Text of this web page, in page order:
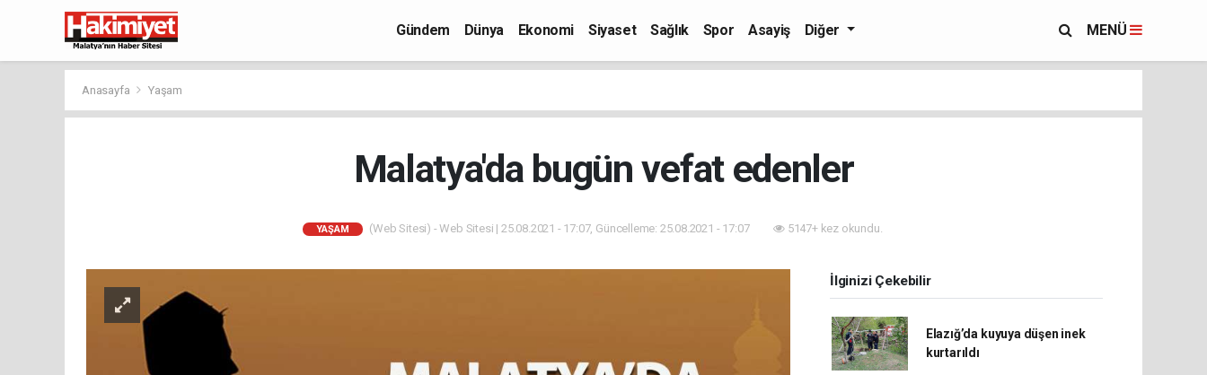
Gündem Dünya Ekonomi Siyaset Sağlık Spor Asayiş Diğer MENÜ
Anasayfa Yaşam
Malatya'da bugün vefat edenler
YAŞAM (Web Sitesi) - Web Sitesi | 25.08.2021 - 17:07, Güncelleme: 25.08.2021 - 17:07 5147+ kez okundu.
İlginizi Çekebilir
Elazığ’da kuyuya düşen inek
kurtarıldı